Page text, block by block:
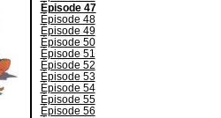
Épisode 47
Épisode 48
Épisode 49
Épisode 50
Épisode 51
Épisode 52
Épisode 53
Épisode 54
Épisode 55
Épisode 56